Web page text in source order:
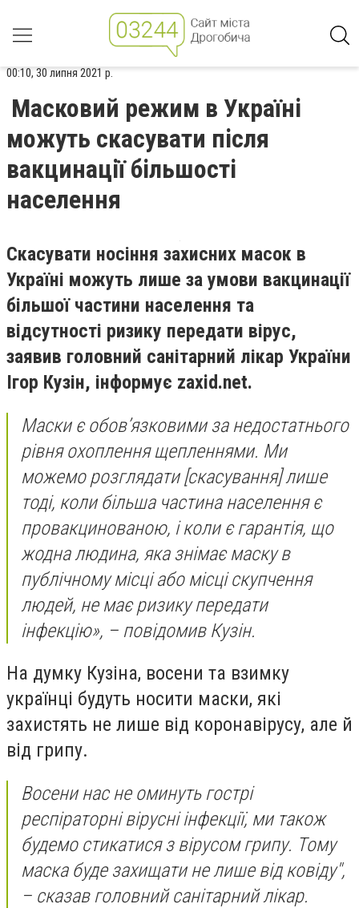
00:10, 30 липня 2021 р.
Масковий режим в Україні
можуть скасувати після
вакцинації більшості
населення
Скасувати носіння захисних масок в
Україні можуть лише за умови вакцинації
більшої частини населення та
відсутності ризику передати вірус,
заявив головний санітарний лікар України
Ігор Кузін, інформує zaxid.net.
Маски є обов’язковими за недостатнього
рівня охоплення щепленнями. Ми
можемо розглядати [скасування] лише
тоді, коли більша частина населення є
провакцинованою, і коли є гарантія, що
жодна людина, яка знімає маску в
публічному місці або місці скупчення
людей, не має ризику передати
інфекцію», – повідомив Кузін.
На думку Кузіна, восени та взимку
українці будуть носити маски, які
захистять не лише від коронавірусу, але й
від грипу.
Восени нас не оминуть гострі
респіраторні вірусні інфекції, ми також
будемо стикатися з вірусом грипу. Тому
маска буде захищати не лише від ковіду",
– сказав головний санітарний лікар.